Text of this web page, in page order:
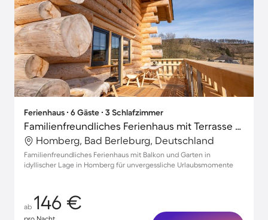
Ferienhaus ∙ 6 Gäste ∙ 3 Schlafzimmer
Familienfreundliches Ferienhaus mit Terrasse und Garten
Homberg, Bad Berleburg, Deutschland
Familienfreundliches Ferienhaus mit Balkon und Garten in
idyllischer Lage in Homberg für unvergessliche Urlaubsmomente
ab 146 €